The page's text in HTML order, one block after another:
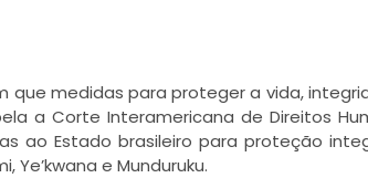
medidas para proteger a vida,
a Corte Interamericana de Direitos
ao Estado brasileiro para proteção
Ye’kwana e Munduruku.